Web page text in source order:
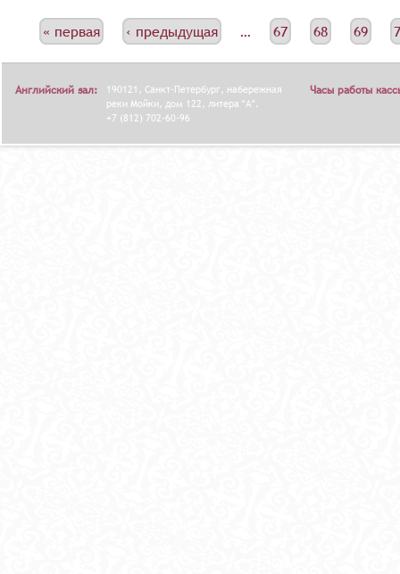
Р
И
« первая ‹ предыдущая … 67 68 69
Английский зал:
190121, Санкт-Петербург, набережная
реки Мойки, дом 122, литера "А".
+7 (812) 702-60-96
Часы работы